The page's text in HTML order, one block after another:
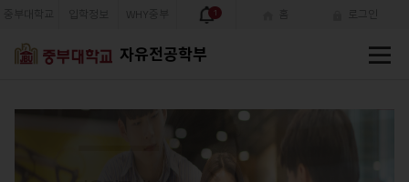
자유전공학부
중부대학교 입학정보 WHY중부 1 로그인